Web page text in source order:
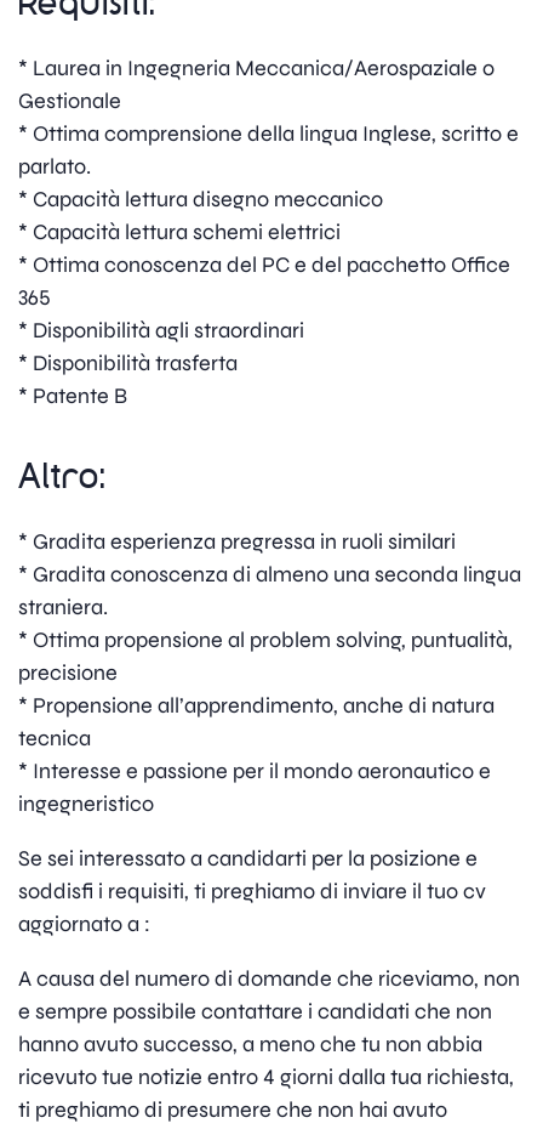
* Laurea in Ingegneria Meccanica/Aerospaziale o
Gestionale
* Ottima comprensione della lingua Inglese, scritto e
parlato.
* Capacità lettura disegno meccanico
* Capacità lettura schemi elettrici
* Ottima conoscenza del PC e del pacchetto Office
365
* Disponibilità agli straordinari
* Disponibilità trasferta
* Patente B
Altro:
* Gradita esperienza pregressa in ruoli similari
* Gradita conoscenza di almeno una seconda lingua
straniera.
* Ottima propensione al problem solving, puntualità,
precisione
* Propensione all’apprendimento, anche di natura
tecnica
* Interesse e passione per il mondo aeronautico e
ingegneristico
Se sei interessato a candidarti per la posizione e
soddisfi i requisiti, ti preghiamo di inviare il tuo cv
aggiornato a :
A causa del numero di domande che riceviamo, non
e sempre possibile contattare i candidati che non
hanno avuto successo, a meno che tu non abbia
ricevuto tue notizie entro 4 giorni dalla tua richiesta,
ti preghiamo di presumere che non hai avuto